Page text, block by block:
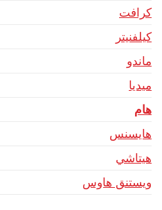
كرافت
كيلفنيتر
ماندو
ميديا
هام
هايسنس
هيتاشي
ويستنق هاوس